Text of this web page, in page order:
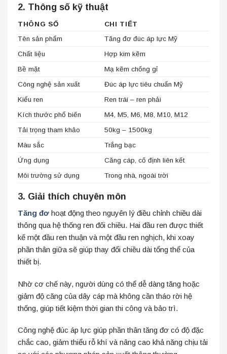
2. Thông số kỹ thuật
THÔNG SỐ
CHI TIẾT
Tên sản phẩm
Tăng đơ đúc áp lực Mỹ
Chất liệu
Hợp kim kẽm
Bề mặt
Mạ kẽm chống gỉ
Công nghệ sản xuất
Đúc áp lực tiêu chuẩn Mỹ
Kiểu ren
Ren trái – ren phải
Kích thước phổ biến
M4, M5, M6, M8, M10, M12
Tải trọng tham khảo
50kg – 1500kg
Màu sắc
Trắng bạc
Ứng dụng
Căng cáp, cố định liên kết
Môi trường sử dụng
Trong nhà, ngoài trời
3. Giải thích chuyên môn
Tăng đơ hoạt động theo nguyên lý điều chỉnh chiều dài
thông qua hệ thống ren đối chiều. Hai đầu ren được thiết
kế một đầu ren thuận và một đầu ren nghịch, khi xoay
phần thân giữa sẽ giúp thay đổi chiều dài tổng thể của
thiết bị.
Nhờ cơ chế này, người dùng có thể dễ dàng tăng hoặc
giảm độ căng của dây cáp mà không cần tháo rời hệ
thống, giúp tiết kiệm thời gian thi công và bảo trì.
Công nghệ đúc áp lực giúp phần thân tăng đơ có độ đặc
chắc cao, giảm thiểu rỗ khí và nâng cao khả năng chịu tải